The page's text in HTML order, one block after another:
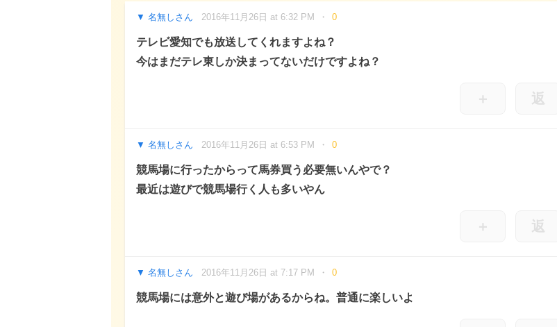
名無しさん 2016年11月26日 at 6:32 PM 0
テレビ愛知でも放送してくれますよね？
今はまだテレ東しか決まってないだけですよね？
＋ 返
名無しさん 2016年11月26日 at 6:53 PM 0
競馬場に行ったからって馬券買う必要無いんやで？
最近は遊びで競馬場行く人も多いやん
＋ 返
名無しさん 2016年11月26日 at 7:17 PM 0
競馬場には意外と遊び場があるからね。普通に楽しいよ